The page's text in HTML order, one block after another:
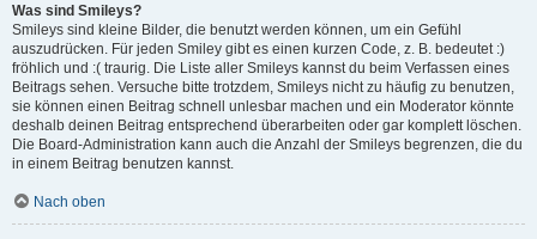
Was sind Smileys?
Smileys sind kleine Bilder, die benutzt werden können, um ein Gefühl
auszudrücken. Für jeden Smiley gibt es einen kurzen Code, z. B. bedeutet :)
fröhlich und :( traurig. Die Liste aller Smileys kannst du beim Verfassen eines
Beitrags sehen. Versuche bitte trotzdem, Smileys nicht zu häufig zu benutzen,
sie können einen Beitrag schnell unlesbar machen und ein Moderator könnte
deshalb deinen Beitrag entsprechend überarbeiten oder gar komplett löschen.
Die Board-Administration kann auch die Anzahl der Smileys begrenzen, die du
in einem Beitrag benutzen kannst.
Nach oben